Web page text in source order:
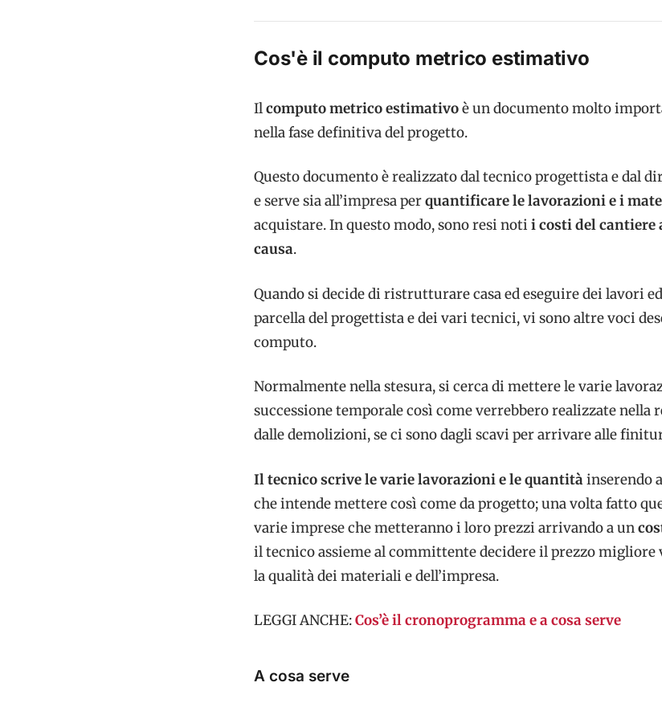
Cos'è il computo metrico estimativo
Ilcomputo metrico estimativoè un documento molto
nella fase definitiva del progetto.
Questo documento è realizzato dal tecnico progettista e dal
e serve sia all’impresa perquantificare le lavorazioni e i
acquistare. In questo modo, sono resi noti i costi del
causa.
Quando si decide di ristrutturare casa ed eseguire dei lavori
parcella del progettista e dei vari tecnici, vi sono altre voci
computo.
Normalmente nella stesura, si cerca di mettere le varie
successione temporale così come verrebbero realizzate nella
dalle demolizioni, se ci sono dagli scavi per arrivare alle
Il tecnico scrive le varie lavorazioni e le quantitàinserendo
che intende mettere così come da progetto; una volta fatto
varie imprese che metteranno i loro prezzi arrivando a un
il tecnico assieme al committente decidere il prezzo migliore
la qualità dei materiali e dell’impresa.
LEGGI ANCHE:Cos’è il cronoprogramma e a cosa serve
A cosa serve